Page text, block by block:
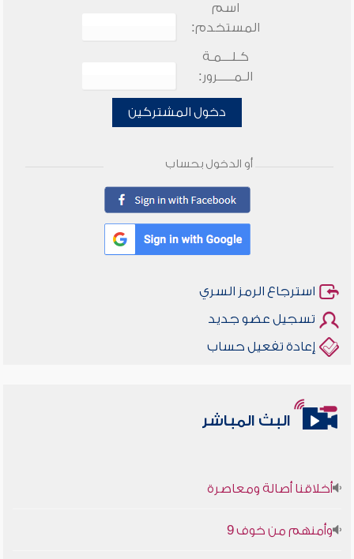
اسم
المستخدم:
كـلـــمـة
الـمـــــرور:
دخول المشتركين
أو الدخول بحساب
استرجاع الرمز السري
تسجيل عضو جديد
إعادة تفعيل حساب
البث المباشر
أخلاقنا أصالة ومعاصرة
وأمنهم من خوف 9